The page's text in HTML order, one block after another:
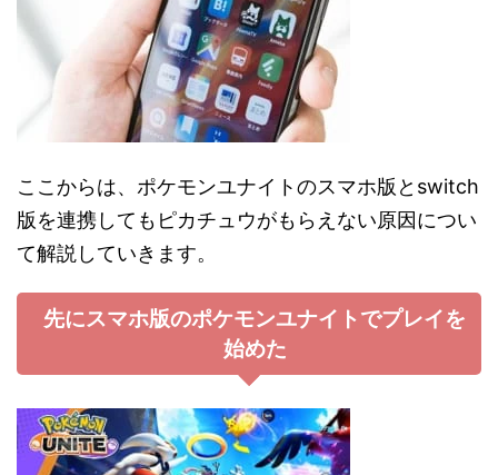
ここからは、ポケモンユナイトのスマホ版とswitch
版を連携してもピカチュウがもらえない原因につい
て解説していきます。
先にスマホ版のポケモンユナイトでプレイを
始めた